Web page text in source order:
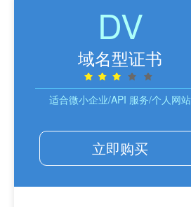
DV
域名型证书
适合微小企业/API 服务/个人网站
立即购买